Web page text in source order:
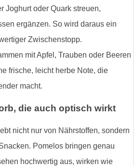
Joghurt oder Quark streuen,
ergänzen. So wird daraus ein
Zwischenstopp.
mit Apfel, Trauben oder Beeren
frische, leicht herbe Note, die
macht.
die auch optisch wirkt
nicht nur von Nährstoffen, sondern
Pomelos bringen genau
hochwertig aus, wirken wie